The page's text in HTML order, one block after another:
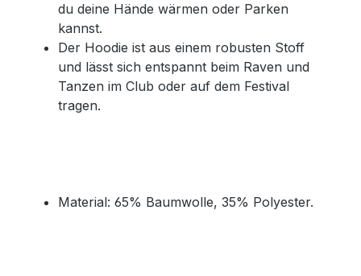
du deine Hände wärmen oder Parken
kannst.
Der Hoodie ist aus einem robusten Stoff
und lässt sich entspannt beim Raven und
Tanzen im Club oder auf dem Festival
tragen.
Material: 65% Baumwolle, 35% Polyester.